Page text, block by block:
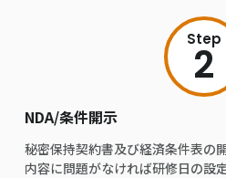
Step
2
NDA/条件開示
秘密保持契約書及び経済条件表の
内容に問題がなければ研修日の設